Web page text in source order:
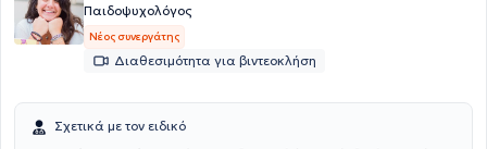
Παιδοψυχολόγος
Νέος συνεργάτης
Διαθεσιμότητα για βιντεοκλήση
Σχετικά με τον ειδικό